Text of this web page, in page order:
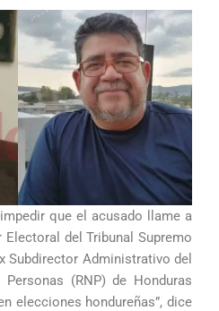
que el acusado llame a
del Tribunal Supremo
Subdirector Administrativo del
(RNP) de Honduras
elecciones hondureñas”, dice